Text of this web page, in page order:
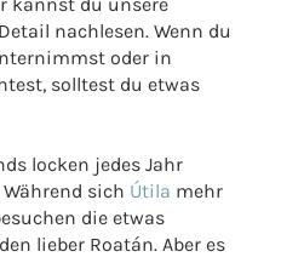
nachlesen. Wenn du
oder in
solltest du etwas
locken jedes Jahr
sich Útila mehr
die etwas
lieber Roatán. Aber es